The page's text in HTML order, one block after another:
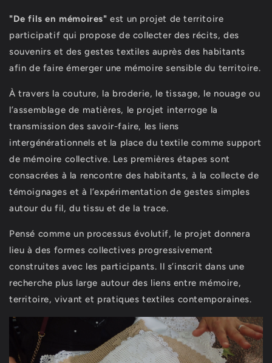
"De fils en mémoires"est un projet de territoire
participatif qui propose de collecter des récits, des
souvenirs et des gestes textiles auprès des habitants
afin de faire émerger une mémoire sensible du territoire.
À travers la couture, la broderie, le tissage, le nouage ou
l’assemblage de matières, le projet interroge la
transmission des savoir-faire, les liens
intergénérationnels et la place du textile comme support
de mémoire collective. Les premières étapes sont
consacrées à la rencontre des habitants, à la collecte de
témoignages et à l’expérimentation de gestes simples
autour du fil, du tissu et de la trace.
Pensé comme un processus évolutif, le projet donnera
lieu à des formes collectives progressivement
construites avec les participants. Il s’inscrit dans une
recherche plus large autour des liens entre mémoire,
territoire, vivant et pratiques textiles contemporaines.